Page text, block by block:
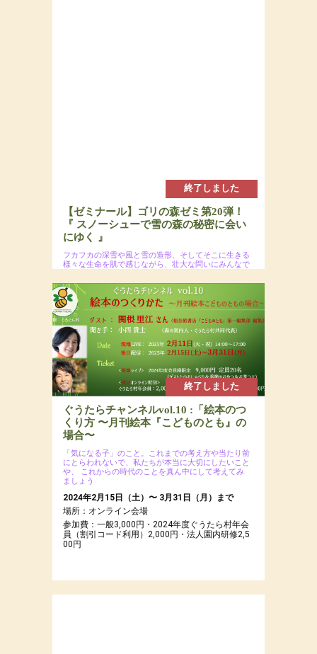
終了しました
【ゼミナール】ゴリの森ゼミ第20弾！
『 スノーシューで雪の森の秘密に会い
にゆく 』
フカフカの深雪や風と雪の造形、そしてそこに生きる
様々な生命を肌で感じながら、壮大な問いにみんなで
2025年2月16日(日)
場所：
参加費：参加費：15,000円（若者応援プロジェク
トにつき20代割引あるよ）・定員7名
終了しました
ぐうたらチャンネルvol.10 :「絵本のつ
くり方 〜月刊絵本『こどものとも』の
場合〜
「気になる子」のこと。これまでの考え方や当たり前
にとらわれないで、私たちが本当に大切にしたいこと
や、
これからの時代のことを真ん中にして考えてみ
ましょう
2024年2月15日（土）〜 3月31日（月）まで
場所：オンライン会場
参加費：一般3,000円・2024年度ぐうたら村年会
員（割引コード利用）2,000円・法人園内研修2,5
00円